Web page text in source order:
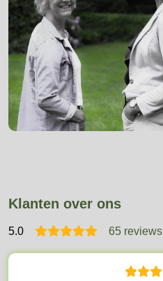
Klanten over ons
5.0 65 reviews